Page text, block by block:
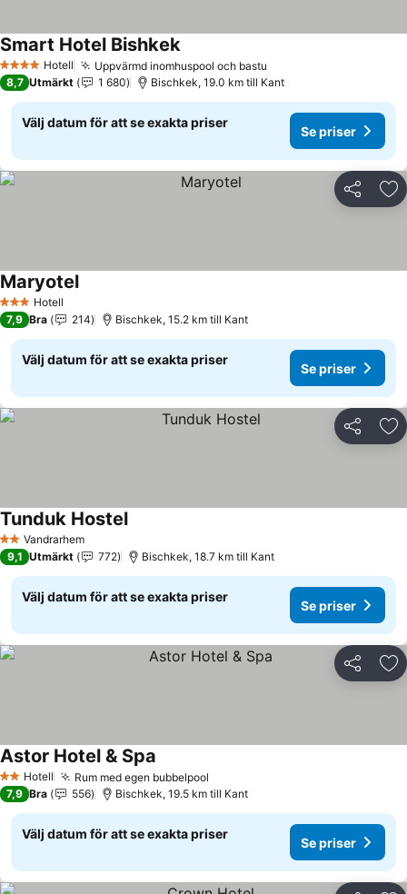
4 StjärnorHotell Uppvärmd inomhuspool och bastu
Smart Hotel BishkekSe priser
8,7 Utmärkt 1 680 Bischkek, 19.0 km till Kant
Välj datum för att se exakta priser
Se priser
Dela
3 StjärnorHotell
MaryotelSe priser
7,9 Bra 214 Bischkek, 15.2 km till Kant
Välj datum för att se exakta priser
Se priser
Dela
2 StjärnorVandrarhem
Tunduk HostelSe priser
9,1 Utmärkt 772 Bischkek, 18.7 km till Kant
Välj datum för att se exakta priser
Se priser
Dela
2 Stjärnor
Hotell Rum med egen bubbelpool
Astor Hotel & Spa
7,9 Bra 556 Bischkek, 19.5 km till Kant
Välj datum för att se exakta priser
Se priser